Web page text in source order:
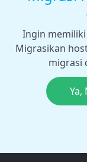
Ingin
Migrasikan
migrasi
Ya,